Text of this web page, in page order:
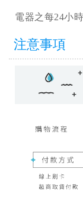
電器之每24小
注意事項